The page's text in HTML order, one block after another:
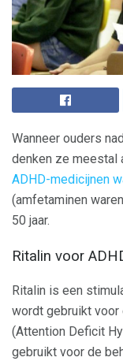
Wanneer ouders
denken ze meestal
ADHD-medicijnen
(amfetaminen
50 jaar.
Ritalin voor
Ritalin is een
wordt gebruikt voor
(Attention Deficit
gebruikt voor de